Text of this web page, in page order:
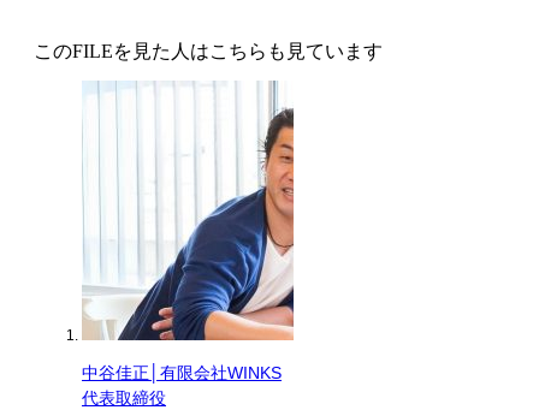
このFILEを見た人はこちらも見ています
中谷佳正│有限会社WINKS
代表取締役